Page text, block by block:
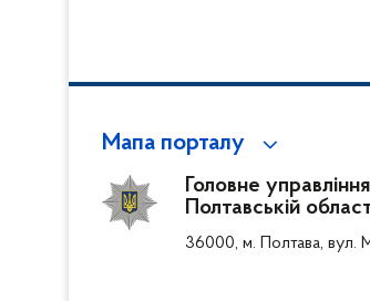
Мапа порталу
Головне
Полтавській
36000, м. Полтава, вул.